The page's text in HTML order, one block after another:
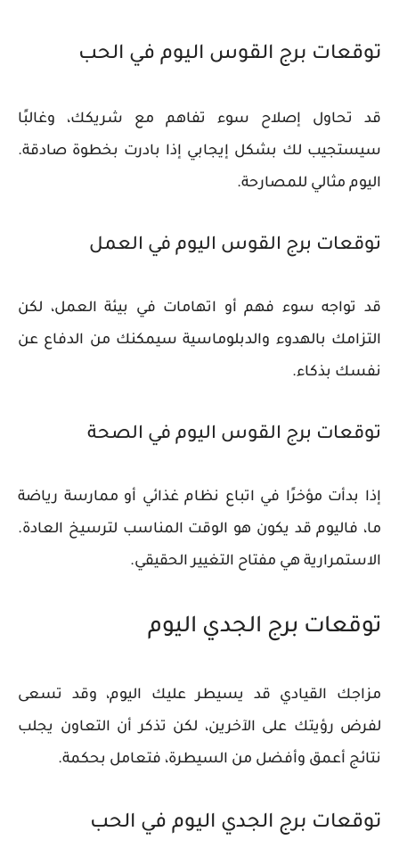
توقعات برج القوس اليوم في الحب
قد تحاول إصلاح سوء تفاهم مع شريكك، وغالبًا
سيستجيب لك بشكل إيجابي إذا بادرت بخطوة صادقة.
اليوم مثالي للمصارحة.
توقعات برج القوس اليوم في العمل
قد تواجه سوء فهم أو اتهامات في بيئة العمل، لكن
التزامك بالهدوء والدبلوماسية سيمكنك من الدفاع عن
نفسك بذكاء.
توقعات برج القوس اليوم في الصحة
إذا بدأت مؤخرًا في اتباع نظام غذائي أو ممارسة رياضة
ما، فاليوم قد يكون هو الوقت المناسب لترسيخ العادة.
الاستمرارية هي مفتاح التغيير الحقيقي.
توقعات برج الجدي اليوم
مزاجك القيادي قد يسيطر عليك اليوم، وقد تسعى
لفرض رؤيتك على الآخرين، لكن تذكر أن التعاون يجلب
نتائج أعمق وأفضل من السيطرة، فتعامل بحكمة.
توقعات برج الجدي اليوم في الحب